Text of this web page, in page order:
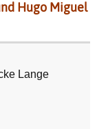
Hugo Miguel
Lange